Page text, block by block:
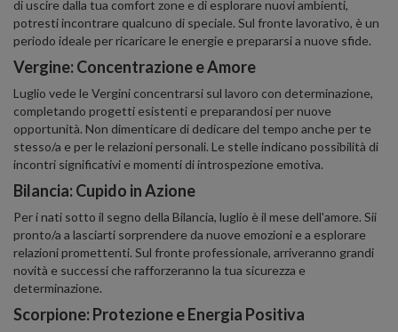
di uscire dalla tua comfort zone e di esplorare nuovi ambienti,
potresti incontrare qualcuno di speciale. Sul fronte lavorativo, è un
periodo ideale per ricaricare le energie e prepararsi a nuove sfide.
Vergine: Concentrazione e Amore
Luglio vede le Vergini concentrarsi sul lavoro con determinazione,
completando progetti esistenti e preparandosi per nuove
opportunità. Non dimenticare di dedicare del tempo anche per te
stesso/a e per le relazioni personali. Le stelle indicano possibilità di
incontri significativi e momenti di introspezione emotiva.
Bilancia: Cupido in Azione
Per i nati sotto il segno della Bilancia, luglio è il mese dell'amore. Sii
pronto/a a lasciarti sorprendere da nuove emozioni e a esplorare
relazioni promettenti. Sul fronte professionale, arriveranno grandi
novità e successi che rafforzeranno la tua sicurezza e
determinazione.
Scorpione: Protezione e Energia Positiva